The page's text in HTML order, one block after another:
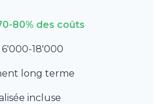
80% des coûts
6'000-18'000
long terme
incluse